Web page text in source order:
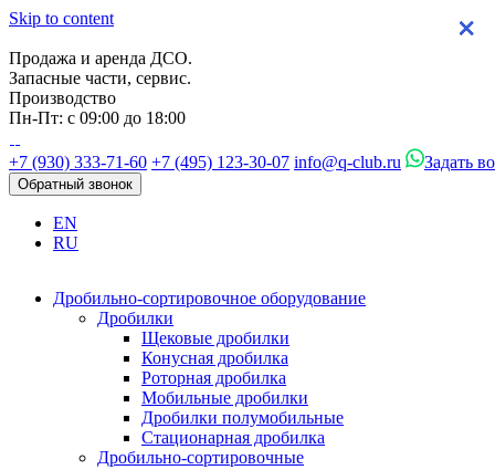
Skip to content
Продажа и аренда ДСО.
Запасные части, сервис.
Производство
Пн-Пт: с 09:00 до 18:00
+7 (930) 333-71-60 +7 (495) 123-30-07 info@q-club.ru Задать
Обратный звонок
EN
RU
Дробильно-сортировочное оборудование
Дробилки
Щековые дробилки
Конусная дробилка
Роторная дробилка
Мобильные дробилки
Дробилки полумобильные
Стационарная дробилка
Дробильно-сортировочные
×
×
×
×